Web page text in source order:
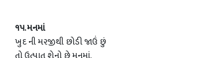
૧૫. મનમાં
ખુદ ની મરજીથી છોડી જાઉં છું